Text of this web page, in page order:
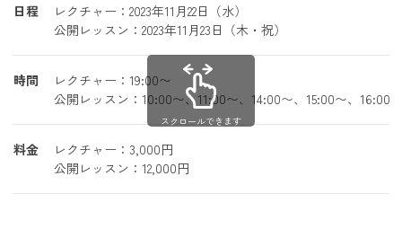
日程
レクチャー：2023年11月22日（水）
公開レッスン：2023年11月23日（木・祝）
時間
レクチャー：19:00〜
公開レッスン：10:00〜、11:00〜、14:00〜、15:00〜、16:00
料金
レクチャー：3,000円
公開レッスン：12,000円
スクロールできます